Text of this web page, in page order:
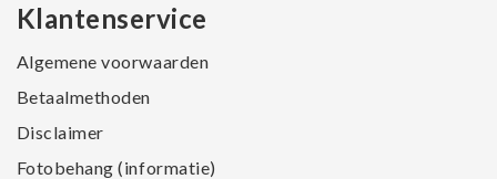
Klantenservice
Algemene voorwaarden
Betaalmethoden
Disclaimer
Fotobehang (informatie)